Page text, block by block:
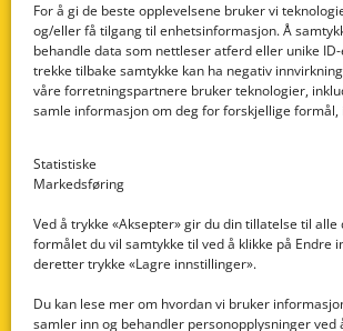
For å gi de beste opplevelsene bruker vi
og/eller få tilgang til enhetsinformasjon. Å
behandle data som nettleser atferd eller unike
trekke tilbake samtykke kan ha negativ
våre forretningspartnere bruker teknologier,
samle informasjon om deg for forskjellige formål,
Statistiske
Markedsføring
Ved å trykke «Aksepter» gir du din tillatelse til
formålet du vil samtykke til ved å klikke på Endre
deretter trykke «Lagre innstillinger».
Du kan lese mer om hvordan vi bruker
samler inn og behandler personopplysninger ved
Nedre Nøttveit 60, 5238